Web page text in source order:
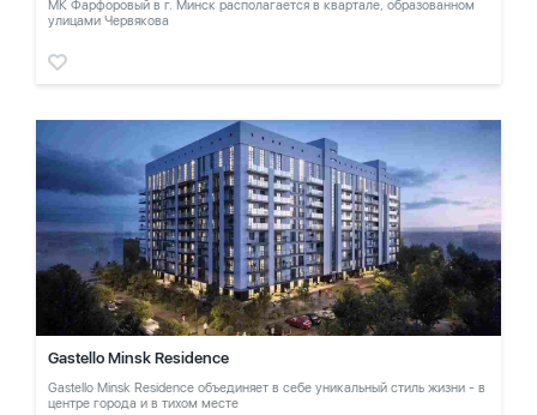
МК Фарфоровый в г. Минск располагается в квартале, образованном
улицами Червякова
Gastello Minsk Residence
Gastello Minsk Residence объединяет в себе уникальный стиль жизни - в
центре города и в тихом месте